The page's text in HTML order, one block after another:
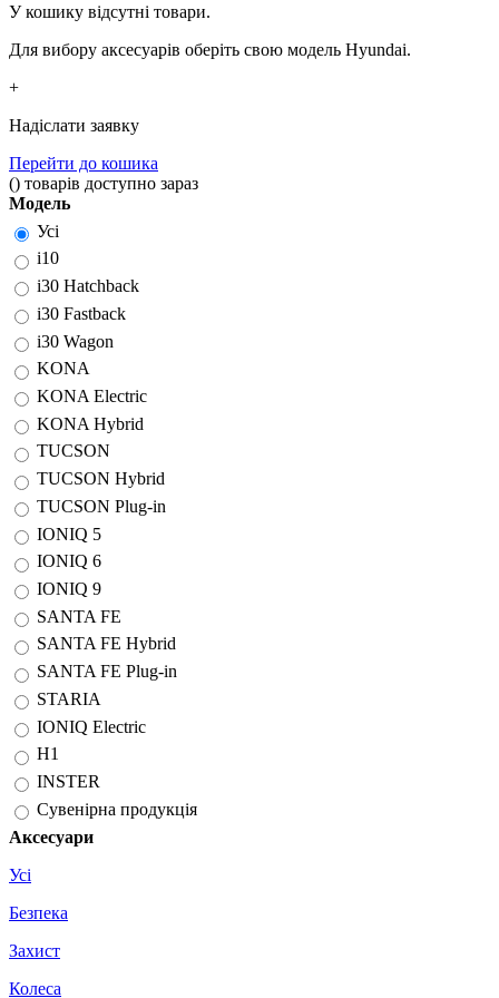
У кошику відсутні товари.
Для вибору аксесуарів оберіть свою модель Hyundai.
+
Надіслати заявку
Перейти до кошика
() товарів доступно зараз
Модель
Усі
i10
i30 Hatchback
i30 Fastback
i30 Wagon
KONA
KONA Electric
KONA Hybrid
TUCSON
TUCSON Hybrid
TUCSON Plug-in
IONIQ 5
IONIQ 6
IONIQ 9
SANTA FE
SANTA FE Hybrid
SANTA FE Plug-in
STARIA
IONIQ Electric
H1
INSTER
Сувенірна продукція
Аксесуари
Усі
Безпека
Захист
Колеса